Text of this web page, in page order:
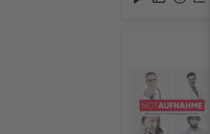
Audiotitel - Die